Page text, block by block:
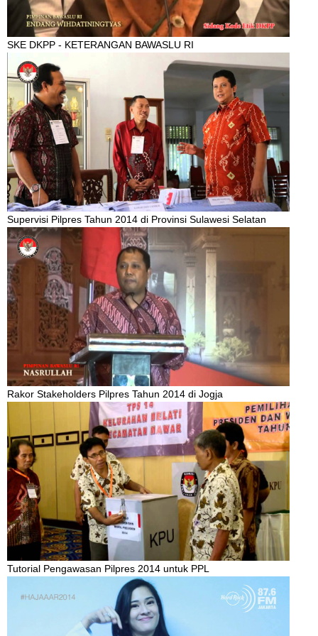
SKE DKPP - KETERANGAN BAWASLU RI
Supervisi Pilpres Tahun 2014 di Provinsi Sulawesi Selatan
Rakor Stakeholders Pilpres Tahun 2014 di Jogja
Tutorial Pengawasan Pilpres 2014 untuk PPL